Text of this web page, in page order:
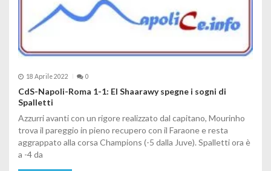
18 Aprile 2022 0
CdS-Napoli-Roma 1-1: El Shaarawy spegne i sogni di
Spalletti
Azzurri avanti con un rigore realizzato dal capitano, Mourinho
trova il pareggio in pieno recupero con il Faraone e resta
aggrappato alla corsa Champions (-5 dalla Juve). Spalletti ora è
a -4 da